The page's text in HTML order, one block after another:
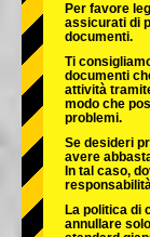
Per favore
assicurati di
documenti.
Ti
documenti
attività
modo che
problemi.
Se desideri
avere
In tal caso,
La politica di
annullare solo